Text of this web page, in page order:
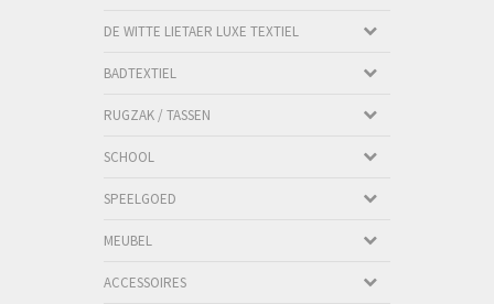
DE WITTE LIETAER LUXE TEXTIEL
BADTEXTIEL
RUGZAK / TASSEN
SCHOOL
SPEELGOED
MEUBEL
ACCESSOIRES